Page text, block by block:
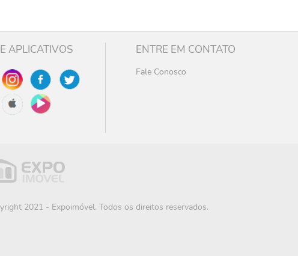
APLICATIVOS ENTRE EM CONTATO
Fale Conosco
2021 - Expoimóvel. Todos os direitos reservados.